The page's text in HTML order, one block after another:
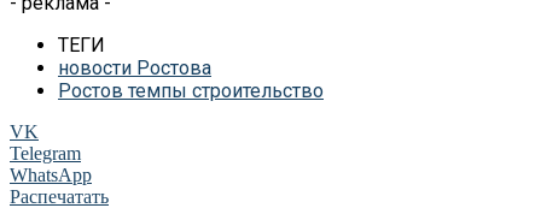
ТЕГИ
новости Ростова
Ростов темпы строительство
VK
Telegram
WhatsApp
Распечатать